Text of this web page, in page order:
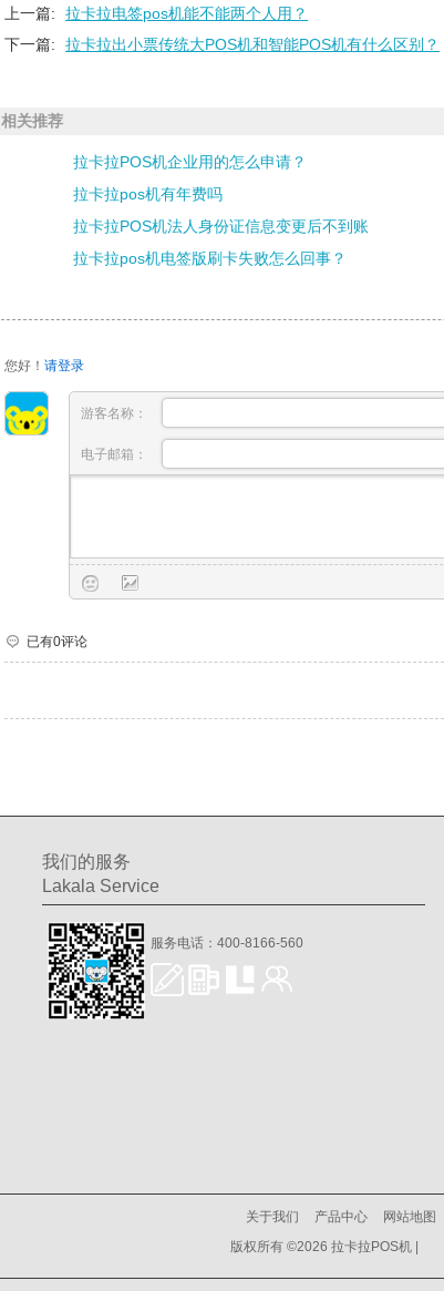
上一篇:
拉卡拉电签pos机能不能两个人用？
下一篇:
拉卡拉出小票传统大POS机和智能POS机有什么区别？
相关推荐
拉卡拉POS机企业用的怎么申请？
拉卡拉pos机有年费吗
拉卡拉POS机法人身份证信息变更后不到账
拉卡拉pos机电签版刷卡失败怎么回事？
您好！请登录
游客名称：
电子邮箱：
已有0评论
我们的服务
Lakala Service
服务电话：400-8166-560
关于我们 产品中心
网站地图
版权所有 ©2026 拉卡拉POS机 |